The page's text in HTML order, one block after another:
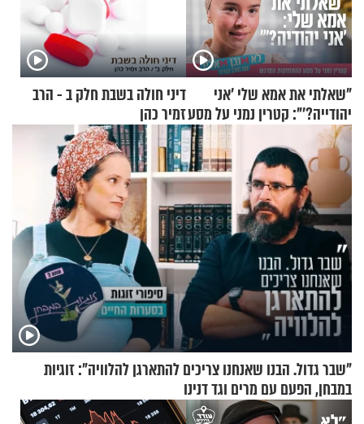
"שאלתי את אמא שלי 'אני
יהודייה?'": קטרין נמני על מסע
ההתחזקות המרגש
דיני חולה בשבת חלק ב - הרב
זמיר כהן
"שבר גדול. הבנו שאנחנו צריכים להתארגן להלוויה": זוגיות
במבחן, הפעם עם מרים וגד דנינו